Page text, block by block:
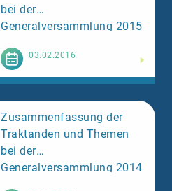
bei der
Generalversammlung 2015
03.02.2016
Zusammenfassung der
Traktanden und Themen
bei der
Generalversammlung 2014